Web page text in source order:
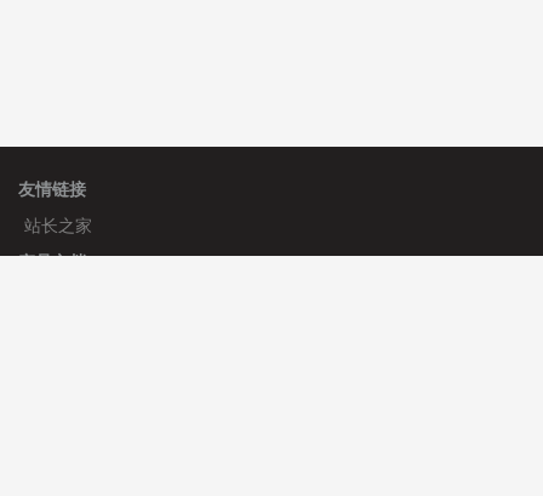
友情链接
站长之家
产品文档